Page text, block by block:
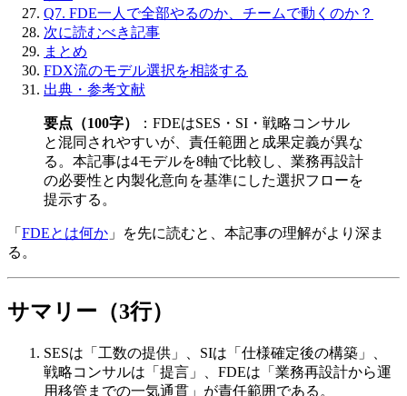
Q7. FDE一人で全部やるのか、チームで動くのか？
次に読むべき記事
まとめ
FDX流のモデル選択を相談する
出典・参考文献
要点（100字）
：FDEは​SES・SI・戦略コンサル
と​混同されやすいが、​責任範囲と​成果定義が​異な
る。​本記事は​4モデルを​8軸で​比較し、​業務再設計
の​必要性と​内製化意向を​基準に​した​選択フローを​
提示する。
「 FDEとは何か 」を​先に​読むと、​本記事の​理解が​より​深ま
る。
サマリー​（3行）
SESは​「工数の​提供」、​SIは​「仕様確定後の​構築」、​
戦略コンサルは​「提言」、​FDEは​「業務再設計から​運
用移管までの​一気通貫」が​責任範囲である。